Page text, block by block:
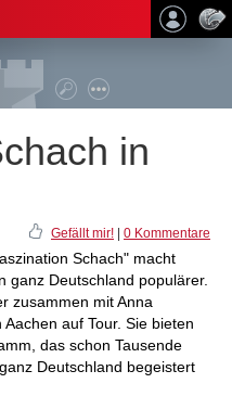
in
Gefällt mir! 0 Kommentare
Schach" macht
ganz Deutschland populärer.
zusammen mit Anna
auf Tour. Sie bieten
das schon Tausende
Deutschland begeistert